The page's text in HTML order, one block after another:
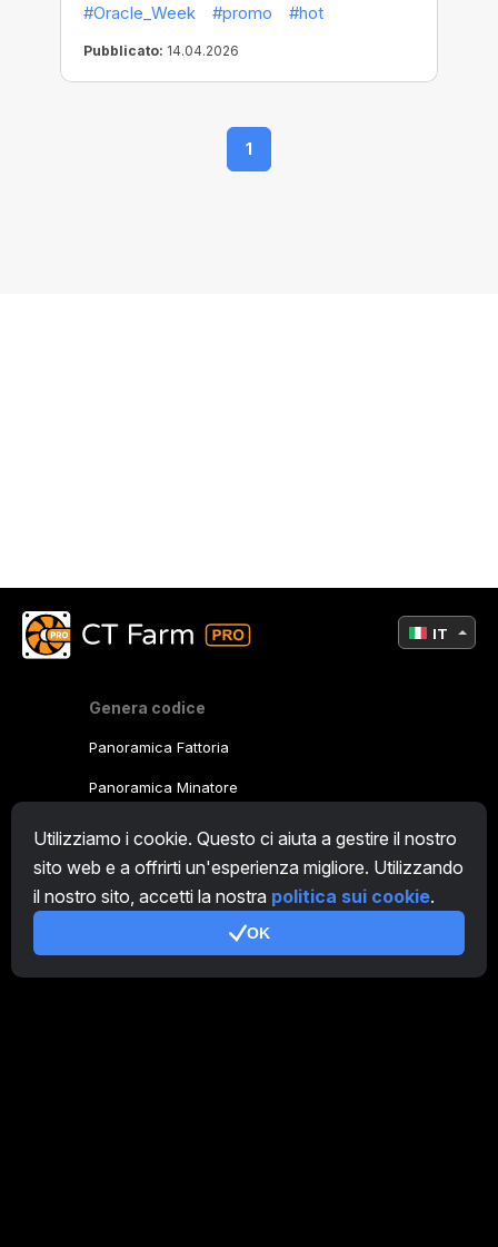
#Oracle_Week #promo #hot
Pubblicato: 14.04.2026
1
Utilizziamo i cookie. Questo ci aiuta a gestire il nostro
sito web e a offrirti un'esperienza migliore. Utilizzando
il nostro sito, accetti la nostra politica sui cookie.
OK
Genera codice
Panoramica Fattoria
Panoramica Minatore
CryptoTab
Programma Affiliato
Condizioni d'uso
IT